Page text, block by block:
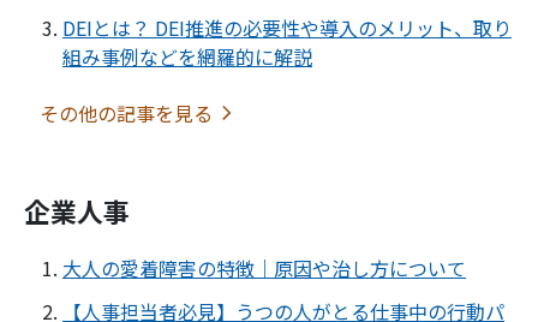
DEIとは？ DEI推進の必要性や導入のメリット、取り
組み事例などを網羅的に解説
その他の記事を見る
企業人事
大人の愛着障害の特徴｜原因や治し方について
【人事担当者必見】うつの人がとる仕事中の行動パ